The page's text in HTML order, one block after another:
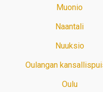
Muonio
Naantali
Nuuksio
Oulangan
Oulu